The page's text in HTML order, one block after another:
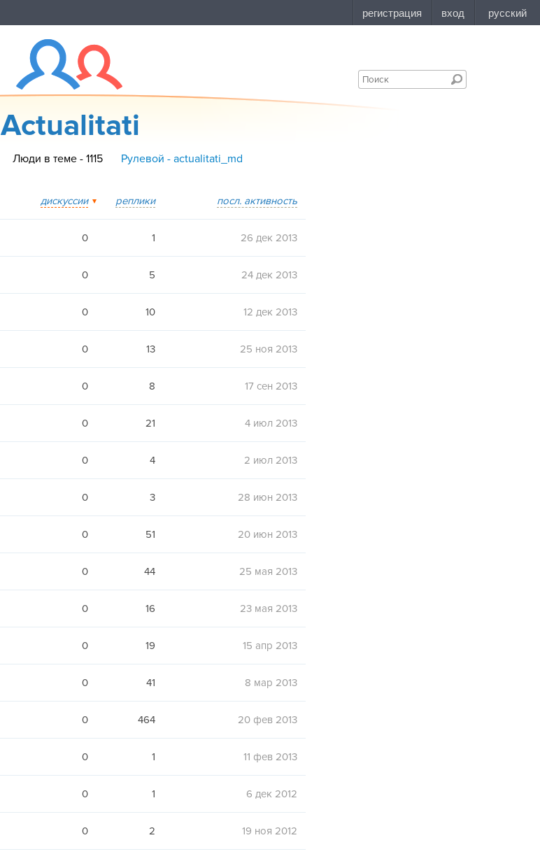
Actualitati
Люди в теме - 1115 Рулевой - actualitati_md
дискуссии реплики посл. активность
0 1 26 дек 2013
0 5 24 дек 2013
0 10 12 дек 2013
0 13 25 ноя 2013
0 8 17 сен 2013
0 21 4 июл 2013
0 4 2 июл 2013
0 3 28 июн 2013
0 51 20 июн 2013
0 44 25 мая 2013
0 16 23 мая 2013
0 19 15 апр 2013
0 41 8 мар 2013
0 464 20 фев 2013
0 1 11 фев 2013
0 1 6 дек 2012
0 2 19 ноя 2012